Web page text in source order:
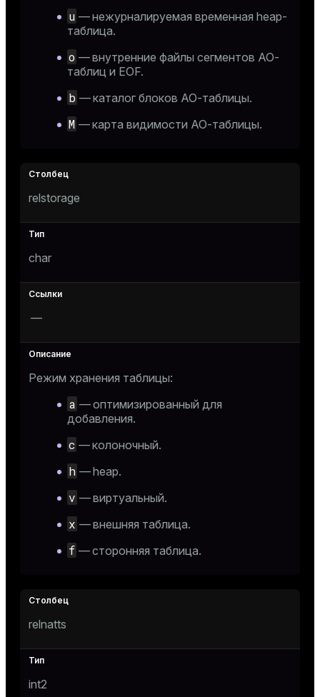
u — нежурналируемая временная heap-
таблица.
o — внутренние файлы сегментов AO-
таблиц и EOF.
b — каталог блоков AO-таблицы.
M — карта видимости AO-таблицы.
relstorage
char
—
Режим хранения таблицы:
a — оптимизированный для
добавления.
c — колоночный.
h — heap.
v — виртуальный.
x — внешняя таблица.
f — сторонняя таблица.
relnatts
int2